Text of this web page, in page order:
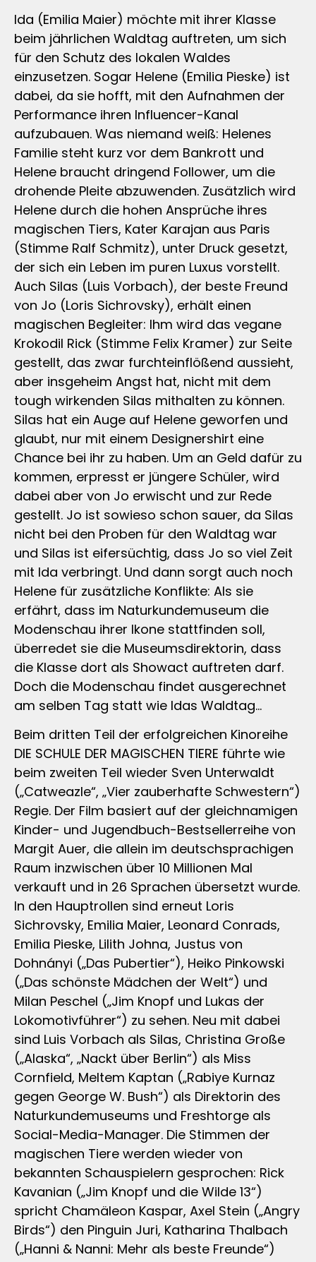
Ida (Emilia Maier) möchte mit ihrer Klasse
beim jährlichen Waldtag auftreten, um sich
für den Schutz des lokalen Waldes
einzusetzen. Sogar Helene (Emilia Pieske) ist
dabei, da sie hofft, mit den Aufnahmen der
Performance ihren Influencer-Kanal
aufzubauen. Was niemand weiß: Helenes
Familie steht kurz vor dem Bankrott und
Helene braucht dringend Follower, um die
drohende Pleite abzuwenden. Zusätzlich wird
Helene durch die hohen Ansprüche ihres
magischen Tiers, Kater Karajan aus Paris
(Stimme Ralf Schmitz), unter Druck gesetzt,
der sich ein Leben im puren Luxus vorstellt.
Auch Silas (Luis Vorbach), der beste Freund
von Jo (Loris Sichrovsky), erhält einen
magischen Begleiter: Ihm wird das vegane
Krokodil Rick (Stimme Felix Kramer) zur Seite
gestellt, das zwar furchteinflößend aussieht,
aber insgeheim Angst hat, nicht mit dem
tough wirkenden Silas mithalten zu können.
Silas hat ein Auge auf Helene geworfen und
glaubt, nur mit einem Designershirt eine
Chance bei ihr zu haben. Um an Geld dafür zu
kommen, erpresst er jüngere Schüler, wird
dabei aber von Jo erwischt und zur Rede
gestellt. Jo ist sowieso schon sauer, da Silas
nicht bei den Proben für den Waldtag war
und Silas ist eifersüchtig, dass Jo so viel Zeit
mit Ida verbringt. Und dann sorgt auch noch
Helene für zusätzliche Konflikte: Als sie
erfährt, dass im Naturkundemuseum die
Modenschau ihrer Ikone stattfinden soll,
überredet sie die Museumsdirektorin, dass
die Klasse dort als Showact auftreten darf.
Doch die Modenschau findet ausgerechnet
am selben Tag statt wie Idas Waldtag…
Beim dritten Teil der erfolgreichen Kinoreihe
DIE SCHULE DER MAGISCHEN TIERE führte wie
beim zweiten Teil wieder Sven Unterwaldt
(„Catweazle“, „Vier zauberhafte Schwestern“)
Regie. Der Film basiert auf der gleichnamigen
Kinder- und Jugendbuch-Bestsellerreihe von
Margit Auer, die allein im deutschsprachigen
Raum inzwischen über 10 Millionen Mal
verkauft und in 26 Sprachen übersetzt wurde.
In den Hauptrollen sind erneut Loris
Sichrovsky, Emilia Maier, Leonard Conrads,
Emilia Pieske, Lilith Johna, Justus von
Dohnányi („Das Pubertier“), Heiko Pinkowski
(„Das schönste Mädchen der Welt“) und
Milan Peschel („Jim Knopf und Lukas der
Lokomotivführer“) zu sehen. Neu mit dabei
sind Luis Vorbach als Silas, Christina Große
(„Alaska“, „Nackt über Berlin“) als Miss
Cornfield, Meltem Kaptan („Rabiye Kurnaz
gegen George W. Bush“) als Direktorin des
Naturkundemuseums und Freshtorge als
Social-Media-Manager. Die Stimmen der
magischen Tiere werden wieder von
bekannten Schauspielern gesprochen: Rick
Kavanian („Jim Knopf und die Wilde 13“)
spricht Chamäleon Kaspar, Axel Stein („Angry
Birds“) den Pinguin Juri, Katharina Thalbach
(„Hanni & Nanni: Mehr als beste Freunde“)